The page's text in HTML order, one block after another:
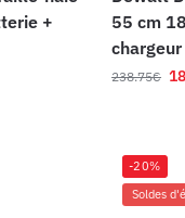
+
55 cm
chargeur
238.75€
-20%
Soldes